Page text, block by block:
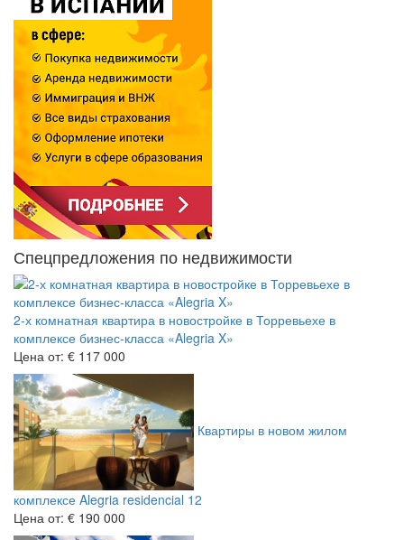
Спецпредложения по недвижимости
2-х комнатная квартира в новостройке в Торревьехе в
комплексе бизнес-класса «Alegria X»
Цена от: € 117 000
Квартиры в новом жилом
комплексе Alegria residencial 12
Цена от: € 190 000